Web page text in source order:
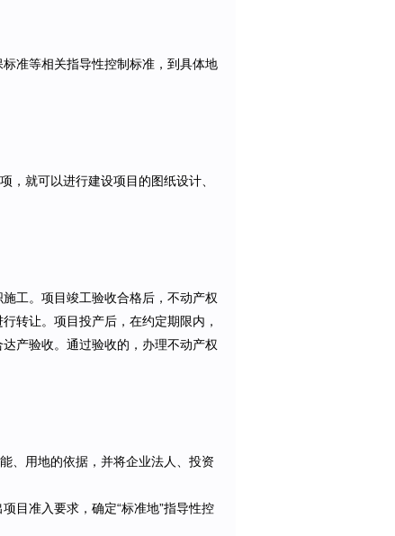
准等相关指导性控制标准，到具体地
，就可以进行建设项目的图纸设计、
工。项目竣工验收合格后，不动产权
转让。项目投产后，在约定期限内，
产验收。通过验收的，办理不动产权
、用地的依据，并将企业法人、投资
目准入要求，确定“标准地”指导性控